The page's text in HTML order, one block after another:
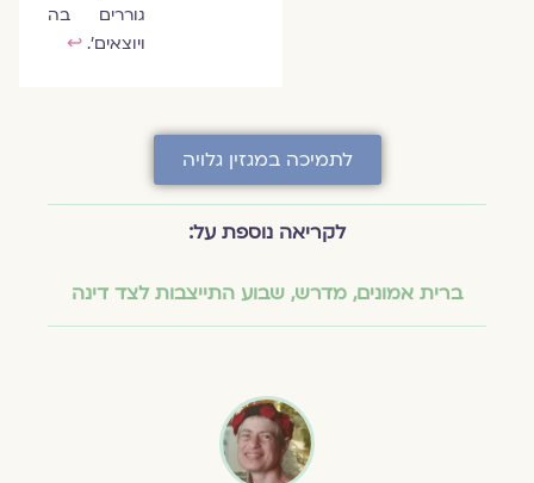
גוררים בה
ויוצאים'.↩︎
לתמיכה במגזין גלויה
לקריאה נוספת על:
ברית אמונים,מדרש,שבוע התייצבות לצד דינה